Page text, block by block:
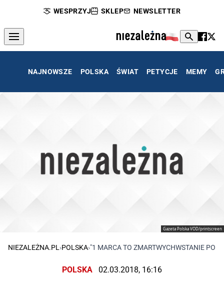
WESPRZYJ SKLEP NEWSLETTER
NAJNOWSZE POLSKA ŚWIAT PETYCJE MEMY
Gazeta Polska VOD/printscreen
NIEZALEŻNA.PL ›POLSKA›"1 MARCA TO ZMARTWYCHWSTANIE
POLSKA 02.03.2018, 16:16